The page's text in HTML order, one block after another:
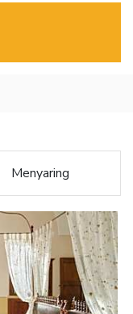
Menyaring